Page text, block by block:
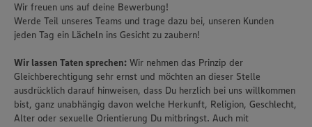
Wir freuen uns auf deine Bewerbung!
Werde Teil unseres Teams und trage dazu bei, unseren Kunden
jeden Tag ein Lächeln ins Gesicht zu zaubern!
Wir lassen Taten sprechen: Wir nehmen das Prinzip der
Gleichberechtigung sehr ernst und möchten an dieser Stelle
ausdrücklich darauf hinweisen, dass Du herzlich bei uns willkommen
bist, ganz unabhängig davon welche Herkunft, Religion, Geschlecht,
Alter oder sexuelle Orientierung Du mitbringst. Auch mit